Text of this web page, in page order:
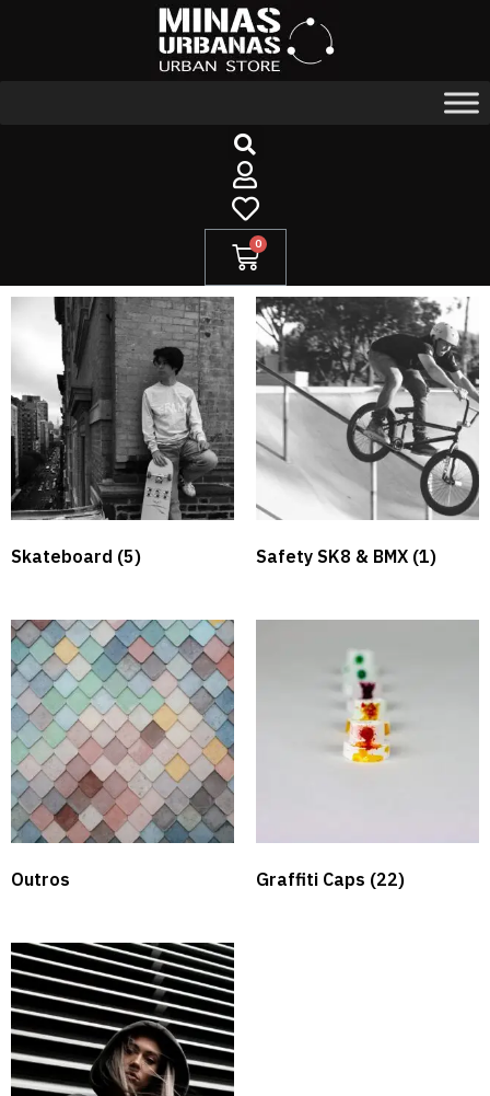
Skateboard (5) Safety SK8 & BMX​ (1)
Outros Graffiti Caps​ (22)